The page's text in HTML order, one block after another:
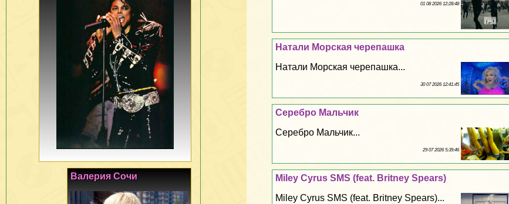
01 08 2026 12:28:48
Натали Морская черепашка
Натали Морская черепашка...
30 07 2026 12:41:45
Серебро Мальчик
Серебро Мальчик...
29 07 2026 5:39:46
Miley Cyrus SMS (feat. Britney Spears)
Miley Cyrus SMS (feat. Britney Spears)...
Валерия Сочи